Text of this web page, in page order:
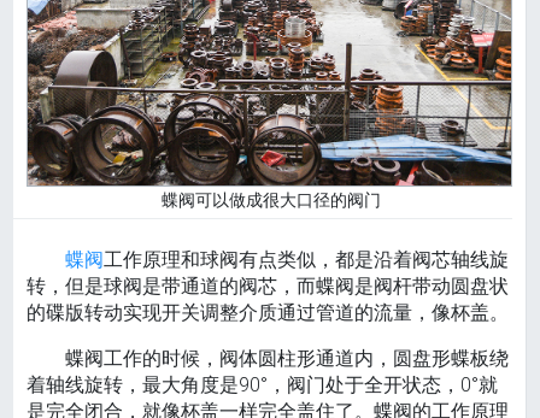
蝶阀可以做成很大口径的阀门
蝶阀工作原理和球阀有点类似，都是沿着阀芯轴线旋
转，但是球阀是带通道的阀芯，而蝶阀是阀杆带动圆盘状
的碟版转动实现开关调整介质通过管道的流量，像杯盖。
蝶阀工作的时候，阀体圆柱形通道内，圆盘形蝶板绕
着轴线旋转，最大角度是90°，阀门处于全开状态，0°就
是完全闭合，就像杯盖一样完全盖住了。蝶阀的工作原理